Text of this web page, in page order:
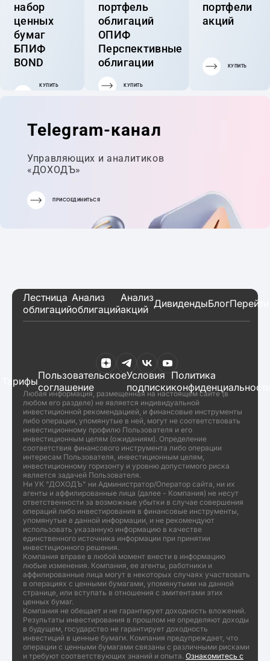
набор
ценных
бумаг
БПИФ
BOND
КУПИТЬ
портфель
облигаций
ОПИФ
Перспективные
облигации
КУПИТЬ
портфели
акций
КУПИТЬ
Telegram-канал
Управляющих и аналитиков
«ДОХОДЪ»
ПРИСОЕДИНИТЬСЯ
Лестница
облигаций
Анализ
облигаций
Анализ
акций ДивидендыБлог
ТарифыПользовательское
соглашение
Условия
подписки
Политика
Любая информация, размещенная на настоящем сайте (в
любом его разделе) не является индивидуальной
инвестиционной рекомендацией, и финансовые инструменты
либо операции, упомянутые в ней, могут не соответствовать
инвестиционному профилю Пользователя и его
инвестиционным целям (ожиданиям). Определение
соответствия финансового инструмента либо операции
интересам Пользователя, инвестиционным целям,
инвестиционному горизонту и уровню допустимого риска
является задачей Пользователя.
Ни УК "ДОХОДЪ" ни Администратор/Оператор сайта, ни их
агенты и аффилированные лица (далее - Компания) не несут
ответственности за возможные убытки в случае совершения
операций либо инвестирования в финансовые инструменты,
упомянутые в данной информации, и не рекомендуют
использовать указанную информацию в качестве
единственного источника информации при принятии
инвестиционного решения.
Компания вправе в любой момент внести в информацию
любые изменения. Компания, ее агенты, работники и
аффилированные лица могут в некоторых случаях участвовать
в операциях с ценными бумагами, упомянутыми на данной
странице, или вступать в отношения с эмитентами этих
ценных бумаг.
Компания не обещает и не гарантирует доходность вложений.
Результаты инвестирования в прошлом не определяют доходы
в будущем, государство не гарантирует доходность
инвестиций в ценные бумаги. Компания предупреждает, что
операции с ценными бумагами связаны с различными рисками
и требуют соответствующих знаний и опыта. Ознакомитесь с